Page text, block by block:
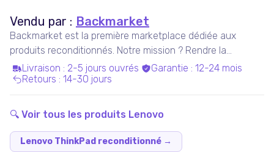
Vendu par : Backmarket
Backmarket est la première marketplace dédiée aux
produits reconditionnés. Notre mission ? Rendre la
consommation de produits ressuscités mainstream.
Livraison : 2-5 jours ouvrés Garantie : 12-24 mois
Retours : 14-30 jours
🔍 Voir tous les produits Lenovo
Lenovo ThinkPad reconditionné →